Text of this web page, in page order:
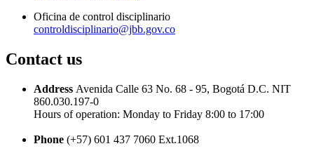
Oficina de control disciplinario
controldisciplinario@jbb.gov.co
Contact us
Address Avenida Calle 63 No. 68 - 95, Bogotá D.C. NIT
860.030.197-0
Hours of operation: Monday to Friday 8:00 to 17:00
Phone (+57) 601 437 7060 Ext.1068